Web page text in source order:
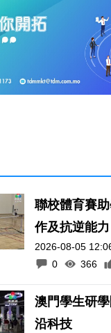
聯校體育賽
作及抗逆能力
2026-08-05
0
366
澳門學生研
沿科技